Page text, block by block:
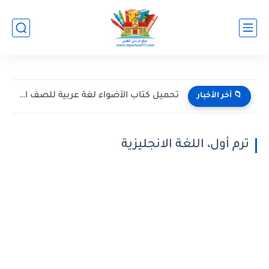
📁 آخر الأخبار تحميل كتاب الأضواء لغة عربية للصف الأول الثانوي الترم الأول...
ترم أول، اللغة الانجليزية